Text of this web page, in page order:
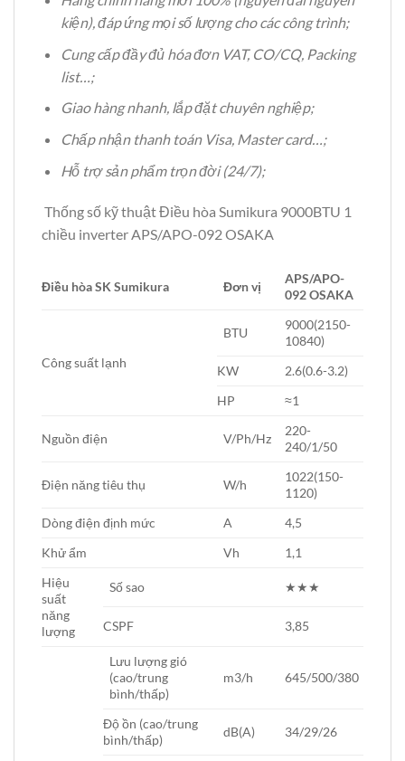
kiện), đáp ứng mọi số lượng cho các công trình;
Cung cấp đầy đủ hóa đơn VAT, CO/CQ, Packing
list…;
Giao hàng nhanh, lắp đặt chuyên nghiệp;
Chấp nhận thanh toán Visa, Master card…;
Hỗ trợ sản phẩm trọn đời (24/7);
Thống số kỹ thuật Điều hòa Sumikura 9000BTU 1
chiều inverter APS/APO-092 OSAKA
Điều hòa SK Sumikura Đơn vị
APS/APO-
092 OSAKA
Công suất lạnh
BTU
9000(2150-
10840)
KW
2.6(0.6-3.2)
HP
≈1
Nguồn điện V/Ph/Hz
220-
240/1/50
Điện năng tiêu thụ W/h
1022(150-
1120)
Dòng điện định mức
A
4,5
Khử ẩm
Vh
1,1
Hiệu
suất
năng
lượng
Số sao ★★★
CSPF 3,85
Lưu lượng gió
(cao/trung
bình/thấp)
m3/h 645/500/380
Độ ồn (cao/trung
bình/thấp)
dB(A) 34/29/26